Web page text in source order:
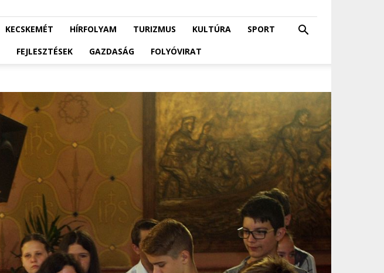
KECSKEMÉT HÍRFOLYAM TURIZMUS KULTÚRA
SPORT
FEJLESZTÉSEK GAZDASÁG FOLYÓVIRAT